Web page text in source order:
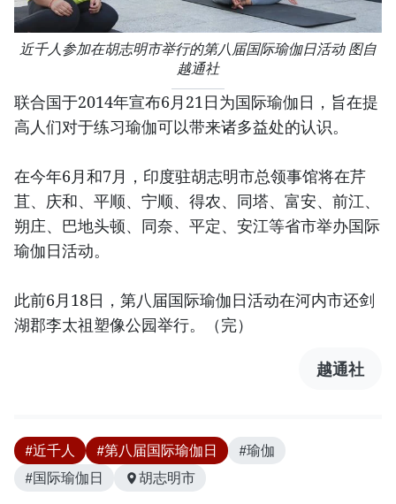
近千人参加在胡志明市举行的第八届国际瑜伽日活动 图自
越通社
联合国于2014年宣布6月21日为国际瑜伽日，旨在提
高人们对于练习瑜伽可以带来诸多益处的认识。
在今年6月和7月，印度驻胡志明市总领事馆将在芹
苴、庆和、平顺、宁顺、得农、同塔、富安、前江、
朔庄、巴地头顿、同奈、平定、安江等省市举办国际
瑜伽日活动。
此前6月18日，第八届国际瑜伽日活动在河内市还剑
湖郡李太祖塑像公园举行。（完）
越通社
#近千人 #第八届国际瑜伽日
#瑜伽
#国际瑜伽日
胡志明市